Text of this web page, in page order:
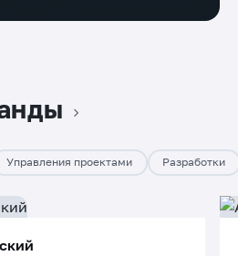
Управления проектами Разработки